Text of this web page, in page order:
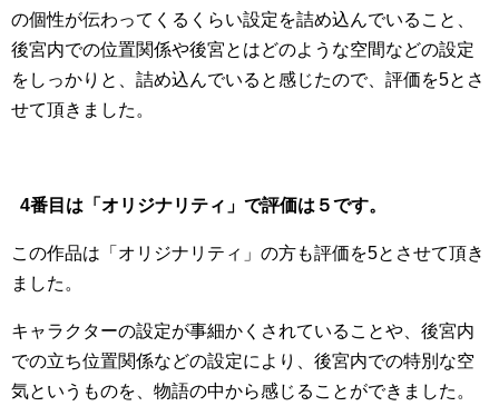
の個性が伝わってくるくらい設定を詰め込んでいること、
後宮内での位置関係や後宮とはどのような空間などの設定
をしっかりと、詰め込んでいると感じたので、評価を5とさ
せて頂きました。
4番目は「オリジナリティ」で評価は５です。
この作品は「オリジナリティ」の方も評価を5とさせて頂き
ました。
キャラクターの設定が事細かくされていることや、後宮内
での立ち位置関係などの設定により、後宮内での特別な空
気というものを、物語の中から感じることができました。